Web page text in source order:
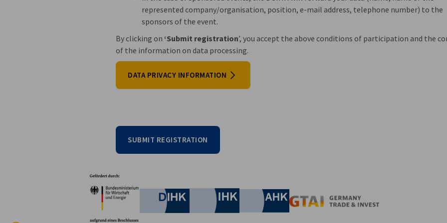
represented company/organisation, position, e-mail address, telephone number) to the
sponsors of the event.
By clicking on ‘Submit registration’, you accept the above conditions of participation and the
of the information on data processing.
DATA PRIVACY INFORMATION
SUBMIT REGISTRATION
Deutsche Industrie- und Handelskammer
Industrie- und Handelskammer
AHK.de